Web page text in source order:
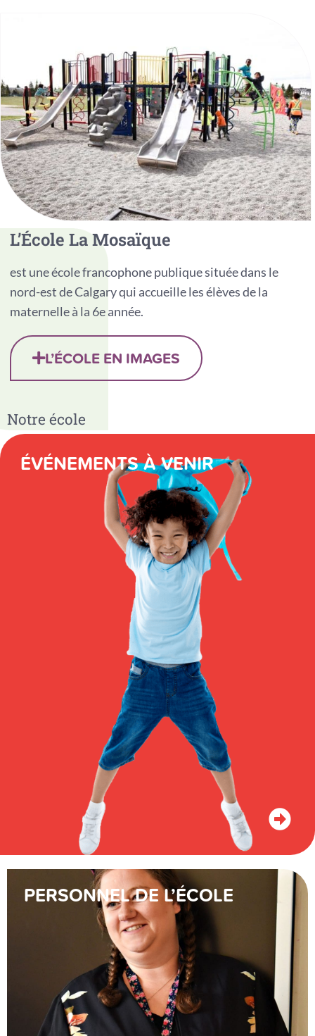
L’École La Mosaïque
est une école francophone publique située dans le
nord-est de Calgary qui accueille les élèves de la
maternelle à la 6e année.
L’ÉCOLE EN IMAGES
Notre école
ÉVÉNEMENTS À VENIR
PERSONNEL DE L’ÉCOLE